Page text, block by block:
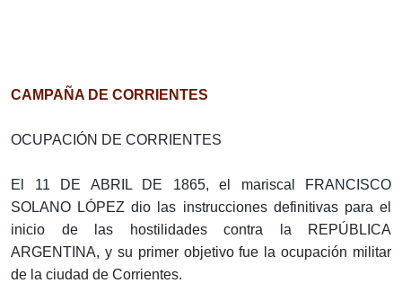
CAMPAÑA DE CORRIENTES
OCUPACIÓN DE CORRIENTES
El 11 DE ABRIL DE 1865, el mariscal FRANCISCO
SOLANO LÓPEZ dio las instrucciones definitivas para el
inicio de las hostilidades contra la REPÚBLICA
ARGENTINA, y su primer objetivo fue la ocupación militar
de la ciudad de Corrientes.